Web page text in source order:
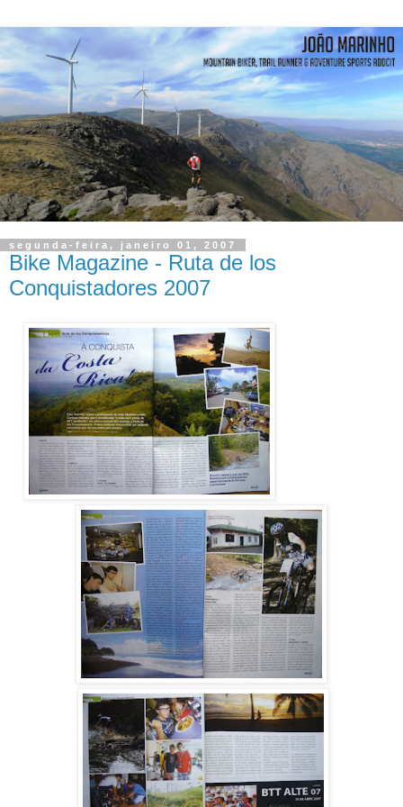
segunda-feira, janeiro 01, 2007
Bike Magazine - Ruta de los
Conquistadores 2007